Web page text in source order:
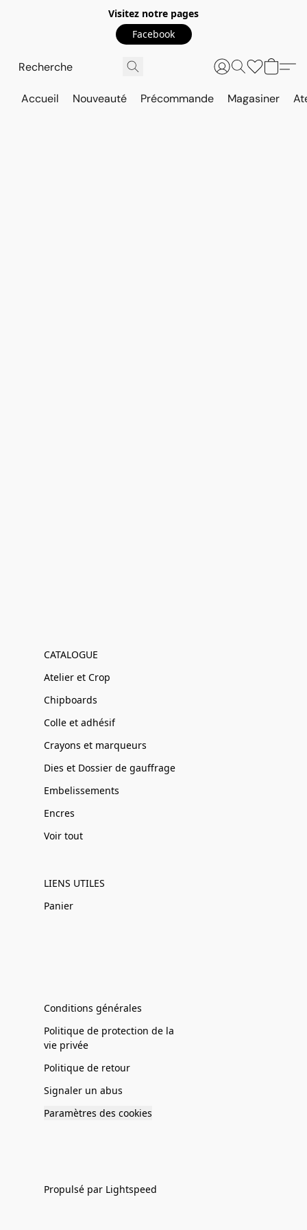
Visitez notre pages
Facebook
Accueil Nouveauté Précommande Magasiner
CATALOGUE
Atelier et Crop
Chipboards
Colle et adhésif
Crayons et marqueurs
Dies et Dossier de gauffrage
Embelissements
Encres
Voir tout
LIENS UTILES
Panier
Conditions générales
Politique de protection de la
vie privée
Politique de retour
Signaler un abus
Paramètres des cookies
Propulsé par Lightspeed